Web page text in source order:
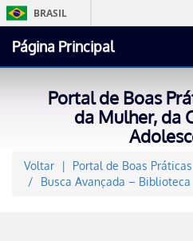
BRASIL
Página Principal
Portal de Boas
da Mulher, da
Voltar
Portal de Boas Práticas
Busca Avançada – Biblioteca